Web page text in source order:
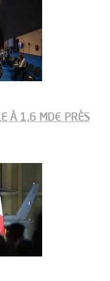
À 1,6 MD€ PRÈS